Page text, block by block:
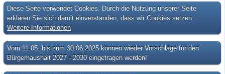
Diese Seite verwendet Cookies. Durch die Nutzung unserer Seite
erklären Sie sich damit einverstanden, dass wir Cookies setzen.
Weitere Informationen
Vom 11.05. bis zum 30.06.2025 können wieder Vorschläge für den
Bürgerhaushalt 2027 - 2030 eingetragen werden!